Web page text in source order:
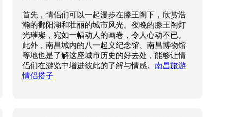
首先，情侣们可以一起漫步在滕王阁下，欣赏浩
瀚的鄱阳湖和壮丽的城市风光。夜晚的滕王阁灯
光璀璨，宛如一幅动人的画卷，令人心动不已。
此外，南昌城内的八一起义纪念馆、南昌博物馆
等地也是了解这座城市历史的好去处，能够让情
侣们在游览中增进彼此的了解与情感。 南昌旅游
情侣搭子